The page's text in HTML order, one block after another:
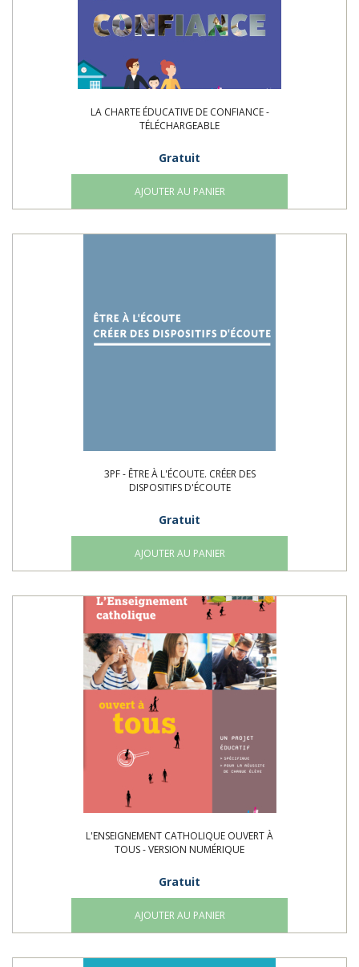
LA CHARTE ÉDUCATIVE DE CONFIANCE -
TÉLÉCHARGEABLE
Gratuit
AJOUTER AU PANIER
3PF - ÊTRE À L'ÉCOUTE. CRÉER DES
DISPOSITIFS D'ÉCOUTE
Gratuit
AJOUTER AU PANIER
L'ENSEIGNEMENT CATHOLIQUE OUVERT À
TOUS - VERSION NUMÉRIQUE
Gratuit
AJOUTER AU PANIER